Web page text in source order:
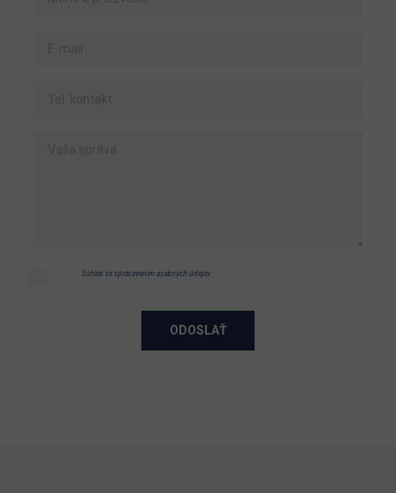
Súhlas so spracovaním osobných údajov
ODOSLAŤ